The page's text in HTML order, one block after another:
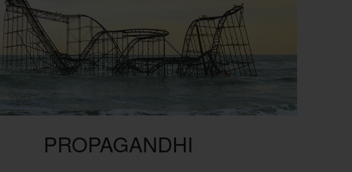
PROPAGANDHI